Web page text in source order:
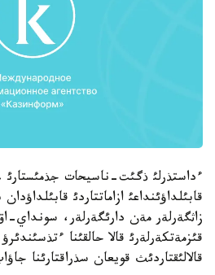
ءداستذرلئ ذگئت-ناسيحات
قابئلداؤئنداعئ ازاماتتاردئ
زاثگةرلةر مةن دارئگةرلةر،
قئزمةتكةرلةرئ قالا حالقئنا
قالالئقتاردئث قويعان سذراقتارئنا